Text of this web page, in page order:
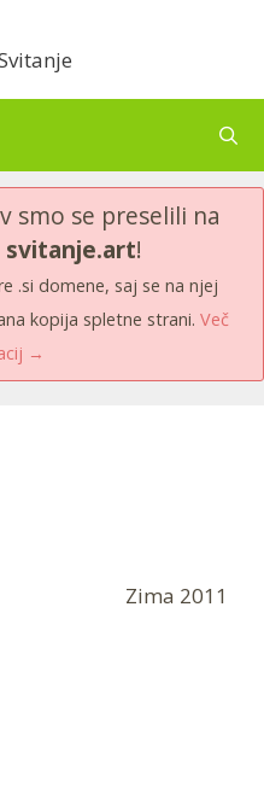
smo se preselili na
svitanje.art!
.si domene, saj se na njej
kopija spletne strani. Več
→
Zima 2011